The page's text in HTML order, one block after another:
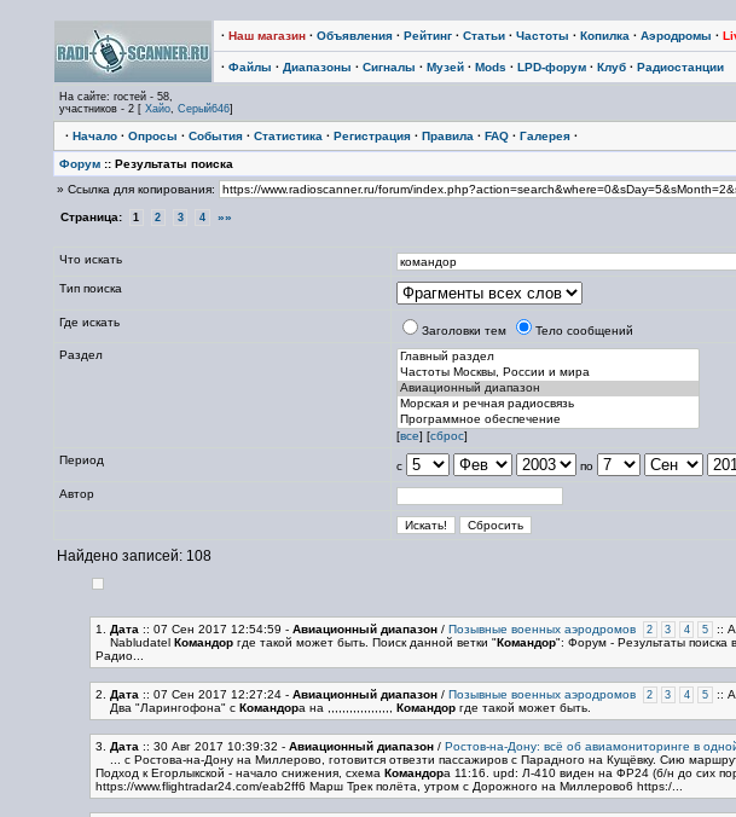
· Наш магазин· Объявления· Рейтинг· Статьи· Частоты · Копилка · Аэродромы ·
· Файлы · Диапазоны · Сигналы · Музей· Mods · LPD-форум· Клуб· Радиостанции
На сайте: гостей - 58,
участников - 2 [ Хайо, Серый646]
· Начало· Опросы · События· Статистика · Регистрация· Правила · FAQ· Галерея·
Форум:: Результаты поиска
» Ссылка для копирования:
Страница: 1 2 3 4 »»
Что искать
Тип поиска
Где искать
Заголовки тем
Тело сообщений
Раздел
[все] [сброс]
Период
с по
Автор
Найдено записей: 108
1. Дата :: 07 Сен 2017 12:54:59 - Авиационный диапазон/ Позывные военных аэродромов 2 3 4 5
::
Nabludatel Командоргде такой может быть. Поиск данной ветки "Командор": Форум - Результаты
Радио...
2. Дата :: 07 Сен 2017 12:27:24- Авиационный диапазон/ Позывные военных аэродромов 2 3 4 5
::
Два "Ларингофона" с Командора на ,,,,,,,,,,,,,,,,,, Командоргде такой может быть.
3. Дата :: 30 Авг 2017 10:39:32 - Авиационный диапазон/ Ростов-на-Дону: всё об авиамониторинге в
... с Ростова-на-Дону на Миллерово, готовится отвезти пассажиров с Парадного на Кущёвку. Сию
Подход к Егорлыкской - начало снижения, схема Командора 11:16. upd: Л-410 виден на ФР24 (б/н до сих
https://www.flightradar24.com/eab2ff6 Марш Трек полёта, утром с Дорожного на Миллерово6 https:/...